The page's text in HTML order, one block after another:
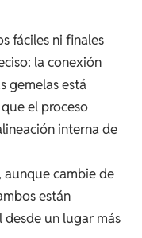
fáciles ni finales
la conexión
gemelas está
el proceso
interna de
aunque cambie de
están
un lugar más